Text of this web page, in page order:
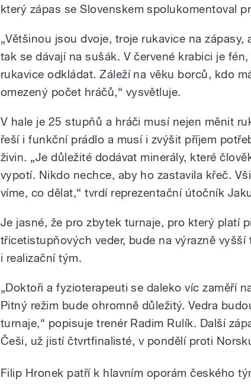
který zápas se Slovenskem spolukomentoval
„Většinou jsou dvoje, troje rukavice na zápasy,
tak se dávají na sušák. V červené krabici je
rukavice odkládat. Záleží na věku borců, kdo
omezený počet hráčů,“ vysvětluje.
V hale je 25 stupňů a hráči musí nejen měnit
řeší i funkční prádlo a musí i zvýšit příjem
živin. „Je důležité dodávat minerály, které
vypotí. Nikdo nechce, aby ho zastavila křeč.
víme, co dělat,“ tvrdí reprezentační útočník
Je jasné, že pro zbytek turnaje, pro který platí
třicetistupňových veder, bude na výrazně vyšší
i realizační tým.
„Doktoři a fyzioterapeuti se daleko víc zaměří
Pitný režim bude ohromně důležitý. Vedra
turnaje,“ popisuje trenér Radim Rulík. Další
Češi, už jistí čtvrtfinalisté, v pondělí proti
Filip Hronek patří k hlavním oporám českého